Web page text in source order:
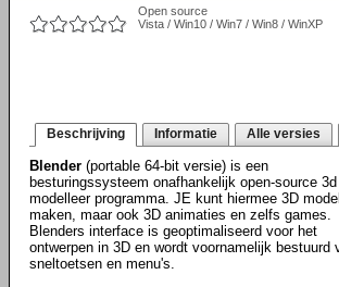
Open source
Vista / Win10 / Win7 / Win8 / WinXP
Beschrijving Informatie Alle versies
Blender (portable 64-bit versie) is een
besturingssysteem onafhankelijk open-source 3d
modelleer programma. JE kunt hiermee 3D
maken, maar ook 3D animaties en zelfs games.
Blenders interface is geoptimaliseerd voor het
ontwerpen in 3D en wordt voornamelijk bestuurd
sneltoetsen en menu's.